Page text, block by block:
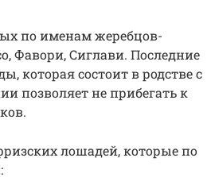
по именам жеребцов-
Фавори, Сиглави. Последние
которая состоит в родстве с
позволяет не прибегать к
лошадей, которые по